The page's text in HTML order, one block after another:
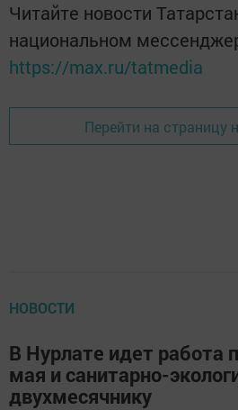
Читайте новости
национальном
https://max.ru/tatmedia
Перейти на страницу
НОВОСТИ
В Нурлате идет работа
мая и санитарно-
двухмесячнику